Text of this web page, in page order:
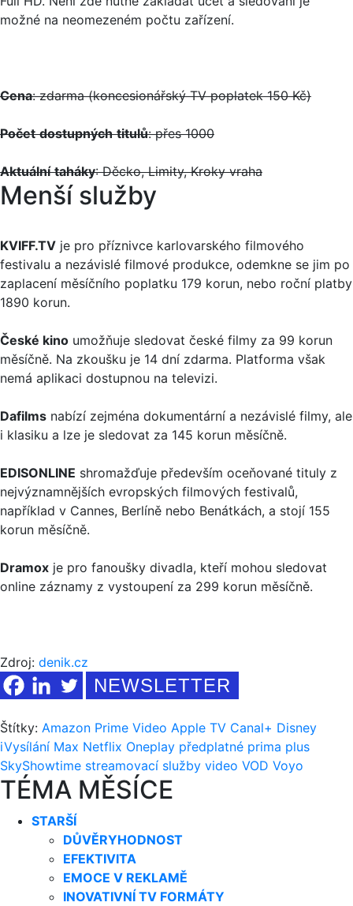
možné na neomezeném počtu zařízení.
Cena: zdarma (koncesionářský TV poplatek 150 Kč)
Počet dostupných titulů: přes 1000
Aktuální taháky: Děcko, Limity, Kroky vraha
Menší služby
KVIFF.TV je pro příznivce karlovarského filmového
festivalu a nezávislé filmové produkce, odemkne se jim po
zaplacení měsíčního poplatku 179 korun, nebo roční platby
1890 korun.
České kino umožňuje sledovat české filmy za 99 korun
měsíčně. Na zkoušku je 14 dní zdarma. Platforma však
nemá aplikaci dostupnou na televizi.
Dafilms nabízí zejména dokumentární a nezávislé filmy, ale
i klasiku a lze je sledovat za 145 korun měsíčně.
EDISONLINE shromažďuje především oceňované tituly z
nejvýznamnějších evropských filmových festivalů,
například v Cannes, Berlíně nebo Benátkách, a stojí 155
korun měsíčně.
Dramox je pro fanoušky divadla, kteří mohou sledovat
online záznamy z vystoupení za 299 korun měsíčně.
Zdroj: denik.cz
NEWSLETTER
Štítky: Amazon Prime Video Apple TV Canal+ Disney
iVysílání Max Netflix Oneplay předplatné prima plus
SkyShowtime streamovací služby video VOD Voyo
TÉMA MĚSÍCE
STARŠÍ
DŮVĚRYHODNOST
EFEKTIVITA
EMOCE V REKLAMĚ
INOVATIVNÍ TV FORMÁTY